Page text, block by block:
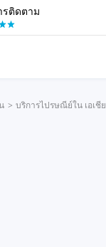
รติดตาม
บริการไปรษณีย์ใน เอเชีย